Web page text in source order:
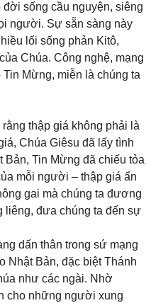
sống cầu nguyện, siêng
người. Sự sẵn sàng này
lối sống phản Kitô,
Chúa. Công nghệ, mạng
Mừng, miễn là chúng ta
thập giá không phải là
Chúa Giêsu đã lấy tình
Tin Mừng đã chiếu tỏa
mỗi người – thập giá ẩn
gai mà chúng ta đương
liêng, đưa chúng ta đến sự
dấn thân trong sứ mạng
Nhật Bản, đặc biệt Thánh
như các ngài. Nhờ
cho những người xung